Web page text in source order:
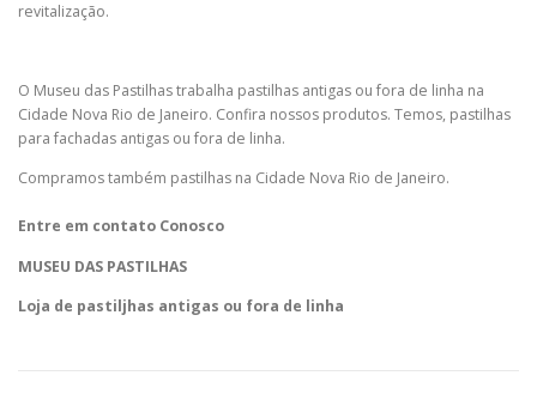
revitalização.
O Museu das Pastilhas trabalha pastilhas antigas ou fora de linha na
Cidade Nova Rio de Janeiro. Confira nossos produtos. Temos, pastilhas
para fachadas antigas ou fora de linha.
Compramos também pastilhas na Cidade Nova Rio de Janeiro.
Entre em contato Conosco
MUSEU DAS PASTILHAS
Loja de pastiljhas antigas ou fora de linha